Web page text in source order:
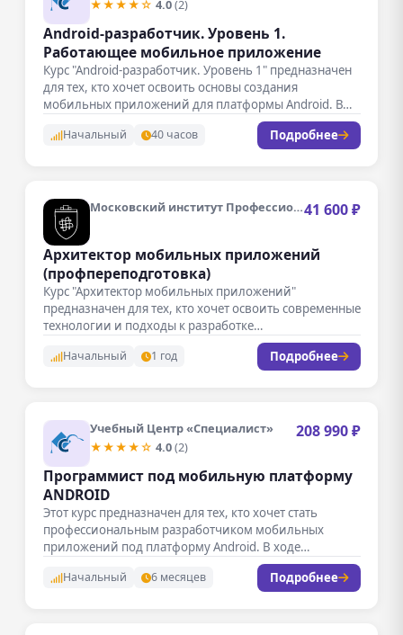
★★★★☆ 4.0(2)
Android-разработчик. Уровень 1.
Работающее мобильное приложение
Курс "Android-разработчик. Уровень 1" предназначен
для тех, кто хочет освоить основы создания
мобильных приложений для платформы Android. В…
Начальный 40 часов Подробнее
Московский институт Профессионального образования41 600 ₽
Архитектор мобильных приложений
(профпереподготовка)
Курс "Архитектор мобильных приложений"
предназначен для тех, кто хочет освоить современные
технологии и подходы к разработке
Начальный 1 год Подробнее
Учебный Центр «Специалист»
★★★★☆ 4.0(2)
208 990 ₽
Программист под мобильную платформу
ANDROID
Этот курс предназначен для тех, кто хочет стать
профессиональным разработчиком мобильных
приложений под платформу Android. В ходе
Начальный 6 месяцев Подробнее